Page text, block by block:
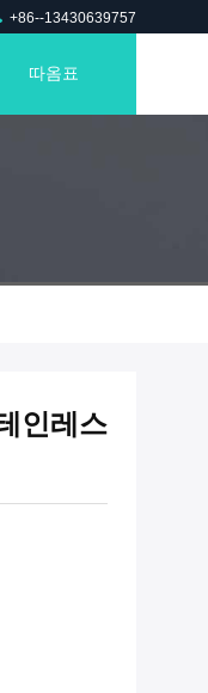
+86--13430639757
따옴표
인레스